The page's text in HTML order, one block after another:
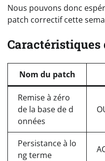
Nous pouvons donc
patch correctif cette
Caractéristiques
Nom du patch
Remise à zéro
de la base de d
onnées
Persistance à lo
ng terme